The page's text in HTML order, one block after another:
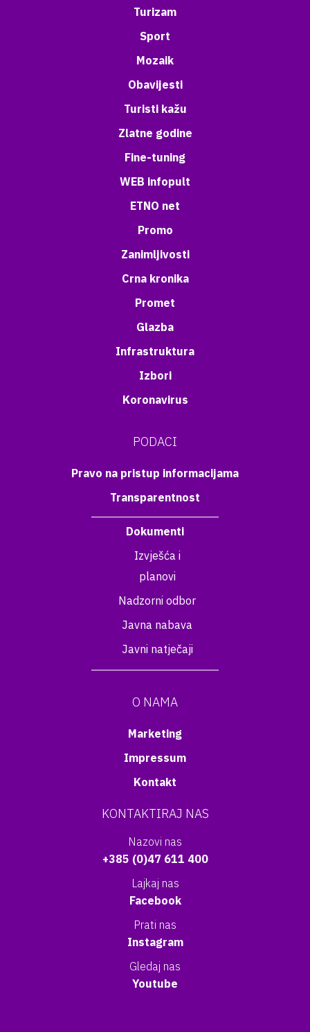
Turizam
Sport
Mozaik
Obavijesti
Turisti kažu
Zlatne godine
Fine-tuning
WEB infopult
ETNO net
Promo
Zanimljivosti
Crna kronika
Promet
Glazba
Infrastruktura
Izbori
Koronavirus
PODACI
Pravo na pristup informacijama
Transparentnost
Dokumenti
Izvješća i
planovi
Nadzorni odbor
Javna nabava
Javni natječaji
O NAMA
Marketing
Impressum
Kontakt
KONTAKTIRAJ NAS
Nazovi nas
+385 (0)47 611 400
Lajkaj nas
Facebook
Prati nas
Instagram
Gledaj nas
Youtube